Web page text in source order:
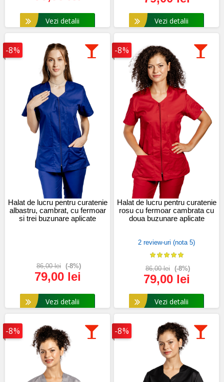
Vezi detalii Vezi detalii
-8%
Halat de lucru pentru curatenie
albastru, cambrat, cu fermoar
si trei buzunare aplicate
86,00 lei (-8%)
79,00 lei
Vezi detalii
-8%
Halat de lucru pentru curatenie
rosu cu fermoar cambrata cu
doua buzunare aplicate
2 review-uri (nota 5)
86,00 lei (-8%)
79,00 lei
Vezi detalii
-8% -8%